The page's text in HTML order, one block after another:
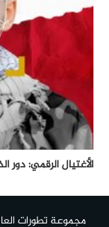
الأغتيال الرقمي:
مجموعة تطورات